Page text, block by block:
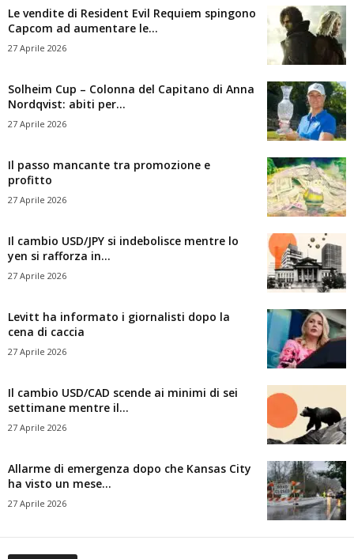
Le vendite di Resident Evil Requiem spingono
Capcom ad aumentare le...
27 Aprile 2026
Solheim Cup – Colonna del Capitano di Anna
Nordqvist: abiti per...
27 Aprile 2026
Il passo mancante tra promozione e
profitto
27 Aprile 2026
Il cambio USD/JPY si indebolisce mentre lo
yen si rafforza in...
27 Aprile 2026
Levitt ha informato i giornalisti dopo la
cena di caccia
27 Aprile 2026
Il cambio USD/CAD scende ai minimi di sei
settimane mentre il...
27 Aprile 2026
Allarme di emergenza dopo che Kansas City
ha visto un mese...
27 Aprile 2026